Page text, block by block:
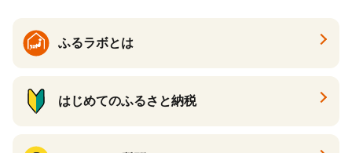
ふるラボとは
はじめてのふるさと納税